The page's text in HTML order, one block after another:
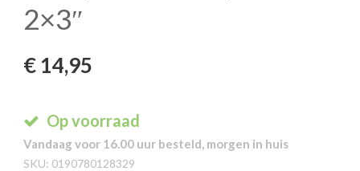
2×3″
€ 14,95
Op voorraad
Vandaag voor 16.00 uur besteld, morgen in huis
SKU: 0190780128329